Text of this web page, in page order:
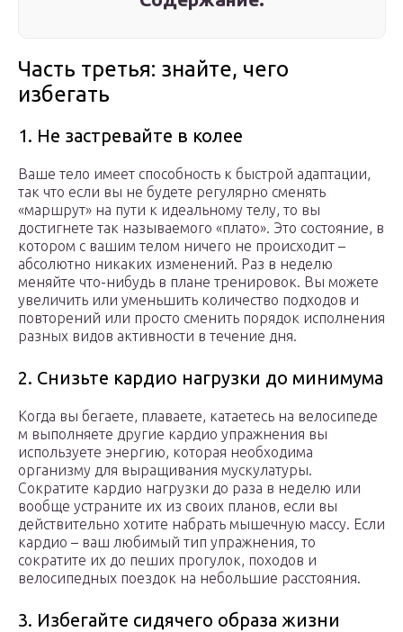
Часть третья: знайте, чего
избегать
1. Не застревайте в колее
Ваше тело имеет способность к быстрой адаптации,
так что если вы не будете регулярно сменять
«маршрут» на пути к идеальному телу, то вы
достигнете так называемого «плато». Это состояние, в
котором с вашим телом ничего не происходит –
абсолютно никаких изменений. Раз в неделю
меняйте что-нибудь в плане тренировок. Вы можете
увеличить или уменьшить количество подходов и
повторений или просто сменить порядок исполнения
разных видов активности в течение дня.
2. Снизьте кардио нагрузки до минимума
Когда вы бегаете, плаваете, катаетесь на велосипеде
м выполняете другие кардио упражнения вы
используете энергию, которая необходима
организму для выращивания мускулатуры.
Сократите кардио нагрузки до раза в неделю или
вообще устраните их из своих планов, если вы
действительно хотите набрать мышечную массу. Если
кардио – ваш любимый тип упражнения, то
сократите их до пеших прогулок, походов и
велосипедных поездок на небольшие расстояния.
3. Избегайте сидячего образа жизни